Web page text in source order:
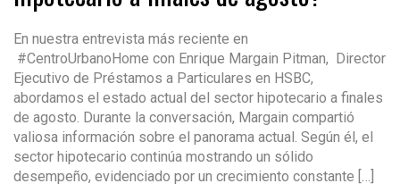
En nuestra entrevista más reciente en
#CentroUrbanoHome con Enrique Margain Pitman, Director
Ejecutivo de Préstamos a Particulares en HSBC,
abordamos el estado actual del sector hipotecario a finales
de agosto. Durante la conversación, Margain compartió
valiosa información sobre el panorama actual. Según él, el
sector hipotecario continúa mostrando un sólido
desempeño, evidenciado por un crecimiento constante […]